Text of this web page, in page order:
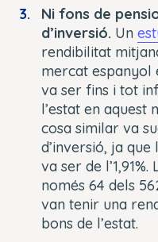
Ni fons de
d’inversió. Un
rendibilitat
mercat espanyol
va ser fins i tot
l’estat en aquest
cosa similar va
d’inversió, ja
va ser de l’1,91%.
només 64 dels
van tenir una
bons de l’estat.